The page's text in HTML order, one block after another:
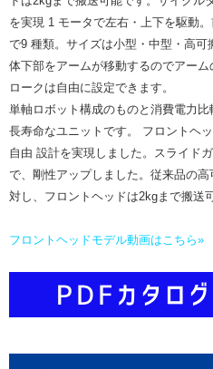
を実現 1 モータで左右・上下を駆動
で9 種類。サイズは小型・中型・高
体下部をアームが移動するのでアー
ロークは自由に設定できます。
単軸ロボット構成のものと消費電力
長寿命なユニットです。 フロントヘ
自由 設計を実現しました。スライド
で、剛性アップしました。従来品の
対し、フロントヘッドは2kgまで搬送
フロントヘッドモデル動画はこちら»